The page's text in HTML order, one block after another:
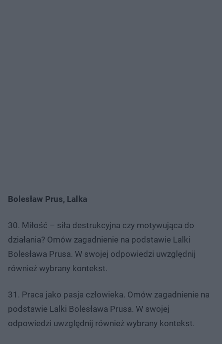
Bolesław Prus, Lalka
30. Miłość – siła destrukcyjna czy motywująca do
działania? Omów zagadnienie na podstawie Lalki
Bolesława Prusa. W swojej odpowiedzi uwzględnij
również wybrany kontekst.
31. Praca jako pasja człowieka. Omów zagadnienie na
podstawie Lalki Bolesława Prusa. W swojej
odpowiedzi uwzględnij również wybrany kontekst.